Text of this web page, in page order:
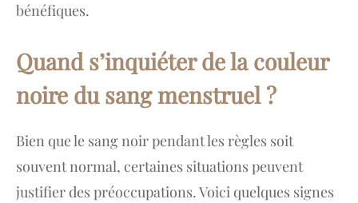
bénéfiques.
Quand s’inquiéter de la couleur
noire du sang menstruel ?
Bien que le sang noir pendant les règles soit
souvent normal, certaines situations peuvent
justifier des préoccupations. Voici quelques signes